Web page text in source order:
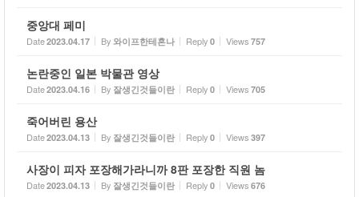
중앙대 페미
Date2023.04.17 By 와이프한테혼나 Reply 0 Views 757
논란중인 일본 박물관 영상
Date2023.04.16 By 잘생긴것들이란 Reply 0 Views 705
죽어버린 용산
Date2023.04.13 By 잘생긴것들이란 Reply 0 Views 397
사장이 피자 포장해가라니까 8판 포장한 직원 놈
Date2023.04.13 By 잘생긴것들이란 Reply 0 Views 676